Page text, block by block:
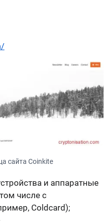
сайта Coinkite
и аппаратные
числе с
Coldcard);